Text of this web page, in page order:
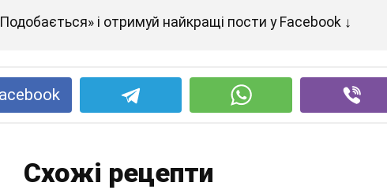
і отримуй найкращі пости у Facebook ↓
Схожі рецепти